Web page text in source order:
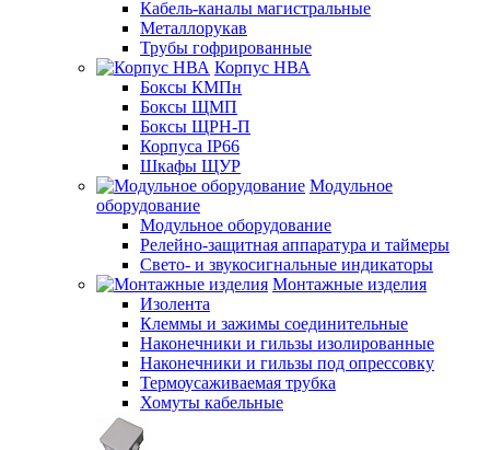
Кабель-каналы магистральные
Металлорукав
Трубы гофрированные
Корпус НВА
Боксы КМПн
Боксы ЩМП
Боксы ЩРН-П
Корпуса IP66
Шкафы ЩУР
Модульное
оборудование
Модульное оборудование
Релейно-защитная аппаратура и таймеры
Свето- и звукосигнальные индикаторы
Монтажные изделия
Изолента
Клеммы и зажимы соединительные
Наконечники и гильзы изолированные
Наконечники и гильзы под опрессовку
Термоусаживаемая трубка
Хомуты кабельные